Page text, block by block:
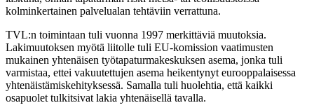
kolminkertainen palvelualan tehtäviin verrattuna.
TVL:n toimintaan tuli vuonna 1997 merkittäviä muutoksia.
Lakimuutoksen myötä liitolle tuli EU-komission vaatimusten
mukainen yhtenäisen työtapaturmakeskuksen asema, jonka tuli
varmistaa, ettei vakuutettujen asema heikentynyt eurooppalaisessa
yhtenäistämiskehityksessä. Samalla tuli huolehtia, että kaikki
osapuolet tulkitsivat lakia yhtenäisellä tavalla.